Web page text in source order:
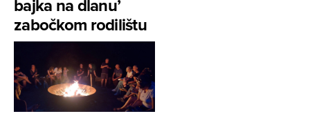
bajka na dlanu’
zabočkom rodilištu